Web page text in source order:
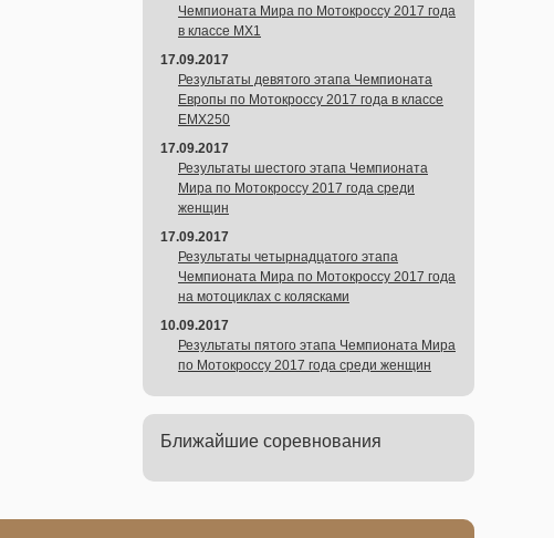
Чемпионата Мира по Мотокроссу 2017 года
в классе MX1
17.09.2017
Результаты девятого этапа Чемпионата
Европы по Мотокроссу 2017 года в классе
EMX250
17.09.2017
Результаты шестого этапа Чемпионата
Мира по Мотокроссу 2017 года среди
женщин
17.09.2017
Результаты четырнадцатого этапа
Чемпионата Мира по Мотокроссу 2017 года
на мотоциклах с колясками
10.09.2017
Результаты пятого этапа Чемпионата Мира
по Мотокроссу 2017 года среди женщин
Ближайшие соревнования